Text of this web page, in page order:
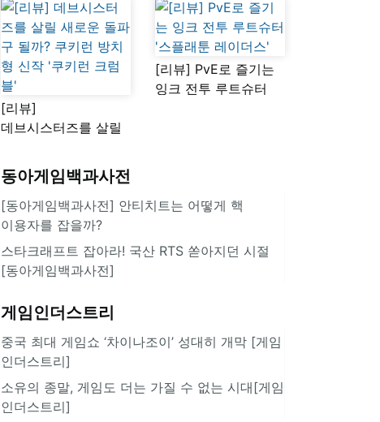
추구했다”
[리뷰]
데브시스터즈를 살릴
쿠키런 방치형 신작
'쿠키런 크럼블'
[리뷰] PvE로 즐기는
잉크 전투 루트슈터
동아게임백과사전
[동아게임백과사전] 안티치트는 어떻게 핵
이용자를 잡을까?
스타크래프트 잡아라! 국산 RTS 쏟아지던 시절
[동아게임백과사전]
게임인더스트리
중국 최대 게임쇼 ‘차이나조이’ 성대히 개막 [게임
인더스트리]
소유의 종말, 게임도 더는 가질 수 없는 시대[게임
인더스트리]